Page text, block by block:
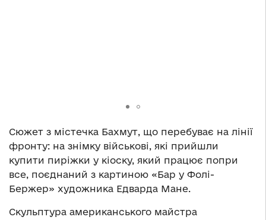
Сюжет з містечка Бахмут, що перебуває на лінії
фронту: на знімку військові, які прийшли
купити пиріжки у кіоску, який працює попри
все, поєднаний з картиною «Бар у Фолі-
Бержер» художника Едварда Мане.
Скульптура американського майстра